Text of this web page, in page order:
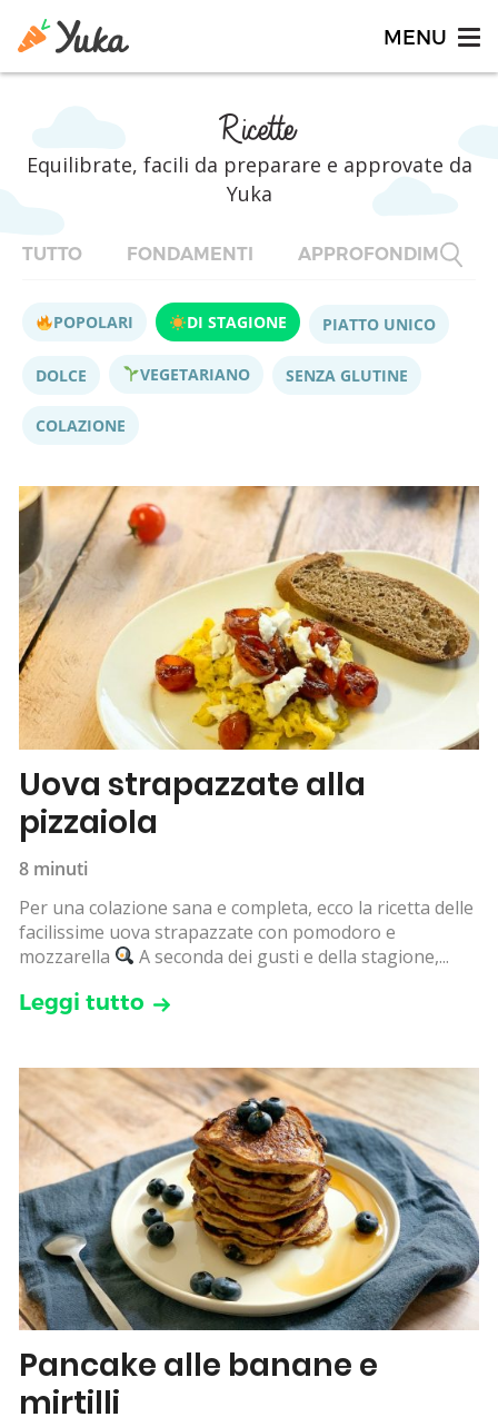
Ricette
Equilibrate, facili da preparare e approvate da
Yuka
TUTTO FONDAMENTI APPROFONDIMENTI
POPOLARI DI STAGIONE PIATTO UNICO
DOLCE VEGETARIANO SENZA GLUTINE
COLAZIONE
Uova strapazzate alla
pizzaiola
8 minuti
Per una colazione sana e completa, ecco la ricetta delle
facilissime uova strapazzate con pomodoro e
mozzarella
A seconda dei gusti e della stagione,...
Leggi tutto
Pancake alle banane e
mirtilli